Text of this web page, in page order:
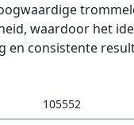
waardoor het
en consistente
105552